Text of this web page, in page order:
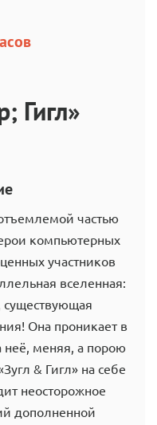
Гигл»
частью
компьютерных
участников
вселенная:
существующая
Она проникает в
неё, меняя, а порою
& Гигл» на себе
неосторожное
дополненной